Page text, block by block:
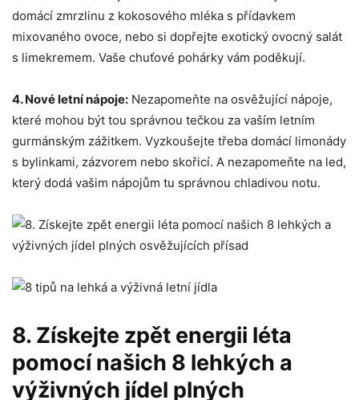
domácí zmrzlinu z ⁤kokosového ​mléka s přídavkem
mixovaného ovoce, nebo si dopřejte exotický ovocný salát
s limekremem. Vaše chuťové pohárky vám poděkují.
4. ⁣Nové letní nápoje: ⁤Nezapomeňte ​na osvěžující nápoje,‍
které ‍mohou být tou správnou tečkou⁢ za vaším letním‍
gurmánským zážitkem. Vyzkoušejte třeba domácí limonády
s bylinkami, ⁤zázvorem‍ nebo skořicí. A nezapomeňte na led,
⁤který dodá vašim nápojům tu správnou chladivou notu.
8. Získejte zpět energii léta
pomocí našich 8 lehkých a
výživných jídel plných